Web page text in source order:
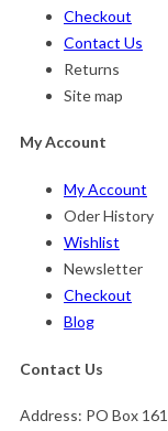
Checkout
Contact Us
Returns
Site map
My Account
My Account
Oder History
Wishlist
Newsletter
Checkout
Blog
Contact Us
Address: PO Box